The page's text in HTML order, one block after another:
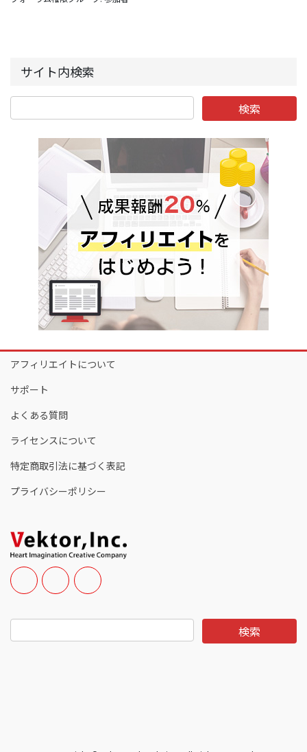
サイト内検索
アフィリエイトについて
サポート
よくある質問
ライセンスについて
特定商取引法に基づく表記
プライバシーポリシー